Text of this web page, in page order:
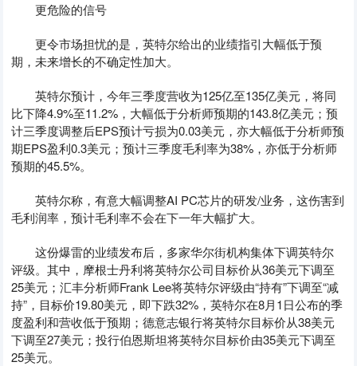
更危险的信号
更令市场担忧的是，英特尔给出的业绩指引大幅低于预
期，未来增长的不确定性加大。
英特尔预计，今年三季度营收为125亿至135亿美元，将同
比下降4.9%至11.2%，大幅低于分析师预期的143.8亿美元；预
计三季度调整后EPS预计亏损为0.03美元，亦大幅低于分析师预
期EPS盈利0.3美元；预计三季度毛利率为38%，亦低于分析师
预期的45.5%。
英特尔称，有意大幅调整AI PC芯片的研发/业务，这伤害到
毛利润率，预计毛利率不会在下一年大幅扩大。
这份爆雷的业绩发布后，多家华尔街机构集体下调英特尔
评级。其中，摩根士丹利将英特尔公司目标价从36美元下调至
25美元；汇丰分析师Frank Lee将英特尔评级由“持有”下调至“减
持”，目标价19.80美元，即下跌32%，英特尔在8月1日公布的季
度盈利和营收低于预期；德意志银行将英特尔目标价从38美元
下调至27美元；投行伯恩斯坦将英特尔目标价由35美元下调至
25美元。